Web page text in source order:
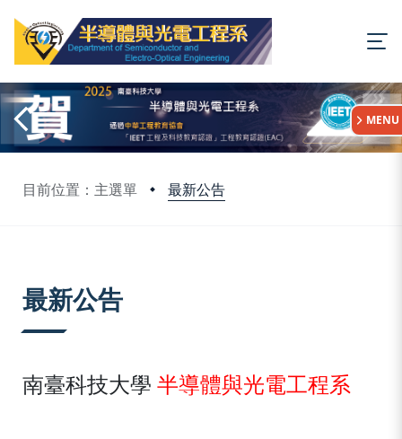
目前位置：主選單 最新公告
:::
MENU
最新公告
南臺科技大學 半導體與光電工程系